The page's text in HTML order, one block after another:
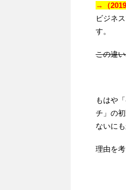
→（
ビジネ
す。
この違
もはや
チ」の
ないに
理由を考